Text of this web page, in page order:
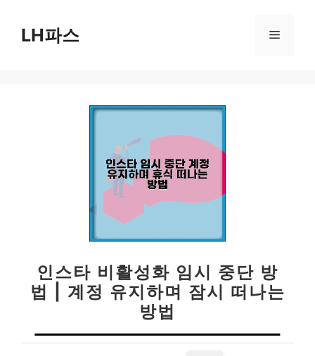
LH파스 메
인스타 비활성화 임시 중단 방
법 | 계정 유지하며 잠시 떠나는
방법